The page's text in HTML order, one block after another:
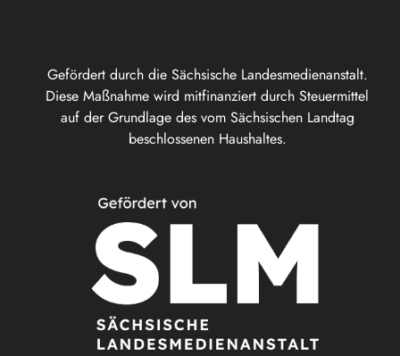
Gefördert durch die Sächsische Landesmedienanstalt.
Diese Maßnahme wird mitfinanziert durch Steuermittel
auf der Grundlage des vom Sächsischen Landtag
beschlossenen Haushaltes.